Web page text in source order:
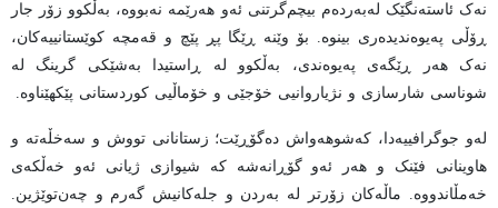
نەک ئاستەنگێک لەبەردەم بیچم‌گرتنی ئەو هەرێمە نەبووە، بەڵکوو زۆر جار
ڕۆڵی پەیوەندیدەری بینوە. بۆ وێنە ڕێگا پڕ پێچ و قەمچە کوێستانییەکان،
نەک هەر ڕێگەی پەیوەندی، بەڵکوو لە ڕاستیدا بەشێکی گرینگ لە
شوناسی شارسازی و نژیاروانیی خۆجێی و خۆماڵیی کوردستانی پێکهێناوە.
لەو جوگرافییەدا، کەشوهەواش دەگۆڕێت؛ زستانانی تووش و سەخڵەتە و
هاوینانی فێنک و هەر ئەو گۆڕانەشە کە شیوازی ژیانی ئەو خەڵکەی
خەمڵاندووە. ماڵەکان زۆرتر لە بەردن و جلەکانیش گەرم و چەن‌توێژین.